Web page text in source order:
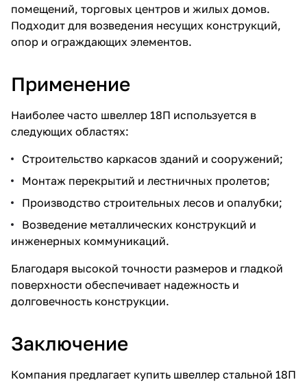
помещений, торговых центров и жилых домов.
Подходит для возведения несущих конструкций,
опор и ограждающих элементов.
Применение
Наиболее часто швеллер 18П используется в
следующих областях:
Строительство каркасов зданий и сооружений;
Монтаж перекрытий и лестничных пролетов;
Производство строительных лесов и опалубки;
Возведение металлических конструкций и
инженерных коммуникаций.
Благодаря высокой точности размеров и гладкой
поверхности обеспечивает надежность и
долговечность конструкции.
Заключение
Компания предлагает купить швеллер стальной 18П